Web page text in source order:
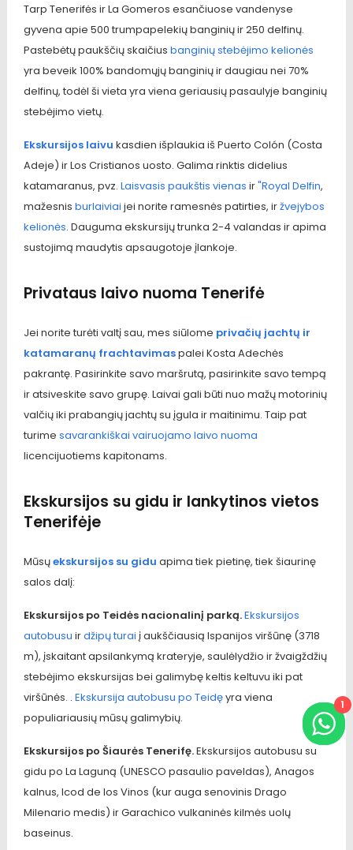
Tarp Tenerifės ir La Gomeros esančiuose vandenyse
gyvena apie 500 trumpapelekių banginių ir 250 delfinų.
Pastebėtų paukščių skaičiusbanginių stebėjimo kelionės
yra beveik 100% bandomųjų banginių ir daugiau nei 70%
delfinų, todėl ši vieta yra viena geriausių pasaulyje banginių
stebėjimo vietų.
Ekskursijos laivu kasdien išplaukia iš Puerto Colón (Costa
Adeje) ir Los Cristianos uosto. Galima rinktis didelius
katamaranus, pvz.Laisvasis paukštis vienas ir"Royal Delfin,
mažesnisburlaiviai jei norite ramesnės patirties, iržvejybos
kelionės. Dauguma ekskursijų trunka 2-4 valandas ir apima
sustojimą maudytis apsaugotoje įlankoje.
Privataus laivo nuoma Tenerifė
Jei norite turėti valtį sau, mes siūlome privačių jachtų ir
katamaranų frachtavimaspalei Kosta Adechės
pakrantę. Pasirinkite savo maršrutą, pasirinkite savo tempą
ir atsiveskite savo grupę. Laivai gali būti nuo mažų motorinių
valčių iki prabangių jachtų su įgula ir maitinimu. Taip pat
turimesavarankiškai vairuojamo laivo nuoma
licencijuotiems kapitonams.
Ekskursijos su gidu ir lankytinos vietos
Tenerifėje
Mūsųekskursijos su gidu apima tiek pietinę, tiek šiaurinę
salos dalį:
Ekskursijos po Teidės nacionalinį parką.Ekskursijos
autobusu irdžipų turai į aukščiausią Ispanijos viršūnę (3718
m), įskaitant apsilankymą krateryje, saulėlydžio ir žvaigždžių
stebėjimo ekskursijas bei galimybę keltis keltuvu iki pat
viršūnės. .Ekskursija autobusu po Teidęyra viena
populiariausių mūsų galimybių.
Ekskursijos po Šiaurės Tenerifę.Ekskursijos autobusu su
gidu po La Laguną (UNESCO pasaulio paveldas), Anagos
kalnus, Icod de los Vinos (kur auga senovinis Drago
Milenario medis) ir Garachico vulkaninės kilmės uolų
baseinus.
1